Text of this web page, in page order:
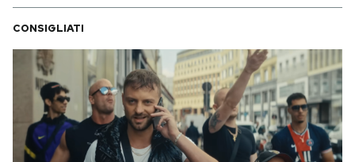
CONSIGLIATI